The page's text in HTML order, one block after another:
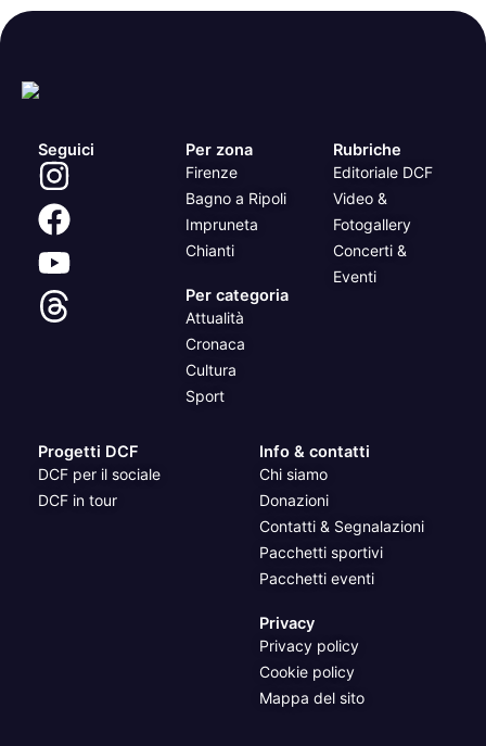
Seguici Per zona
Firenze
Bagno a Ripoli
Impruneta
Chianti
Per categoria
Attualità
Cronaca
Cultura
Sport
Rubriche
Editoriale DCF
Video &
Fotogallery
Concerti &
Eventi
Progetti DCF
DCF per il sociale
DCF in tour
Info & contatti
Chi siamo
Donazioni
Contatti & Segnalazioni
Pacchetti sportivi
Pacchetti eventi
Privacy
Privacy policy
Cookie policy
Mappa del sito